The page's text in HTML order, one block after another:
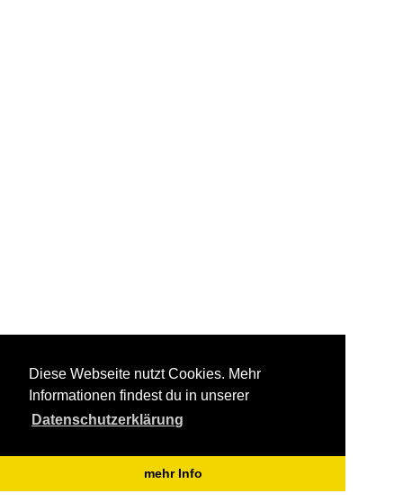
Diese Webseite nutzt Cookies. Mehr
Informationen findest du in unserer
Datenschutzerklärung
mehr Info